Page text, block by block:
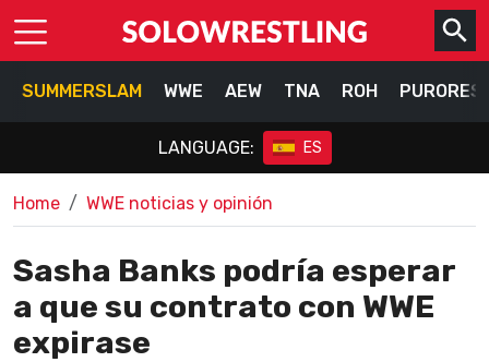
SUMMERSLAM WWE AEW TNA ROH
LANGUAGE: ES
Home WWE noticias y opinión
Sasha Banks podría esperar
a que su contrato con WWE
expirase